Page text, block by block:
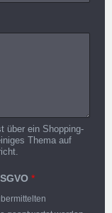
über ein Shopping-
Thema auf
*